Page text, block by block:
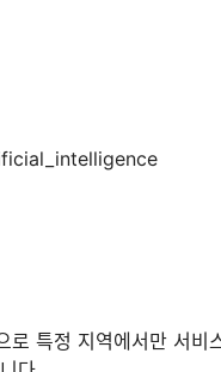
특정 지역에서만 서비